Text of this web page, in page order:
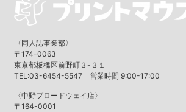
〈同人誌事業部〉
〒174-0063
東京都板橋区前野町３-３１
TEL:03-6454-5547 営業時間 9:00-17:00
〈中野ブロードウェイ店〉
〒164-0001